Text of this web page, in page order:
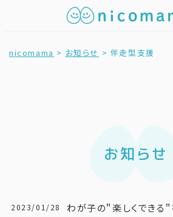
nicomama > お知らせ > 伴走型支援
お知らせ
2023/01/28
わが子の＂楽しくできる